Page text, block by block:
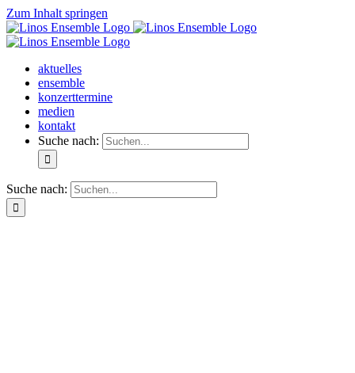
Zum Inhalt springen
aktuelles
ensemble
konzerttermine
medien
kontakt
Suche nach:
Suche nach: